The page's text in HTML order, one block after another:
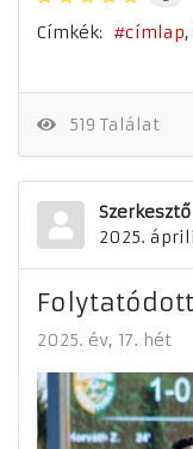
Címkék: címlap
519 Találat
Szerkesztő
2025.
2025. év 17. hét